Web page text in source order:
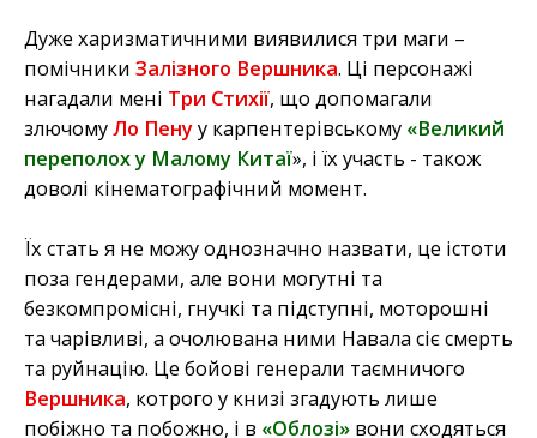
Дуже харизматичними виявилися три маги –
помічники Залізного Вершника. Ці персонажі
нагадали мені Три Стихії, що допомагали
злючомуЛо Пенуу карпентерівському «Великий
переполох у Малому Китаї», і їх участь - також
доволі кінематографічний момент.
Їх стать я не можу однозначно назвати, це істоти
поза гендерами, але вони могутні та
безкомпромісні, гнучкі та підступні, моторошні
та чарівливі, а очолювана ними Навала сіє смерть
та руйнацію. Це бойові генерали таємничого
Вершника, котрого у книзі згадують лише
побіжно та побожно, і в «Облозі» вони сходяться